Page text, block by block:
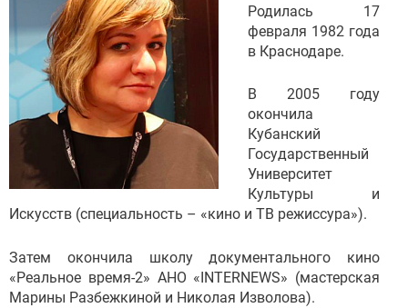
Родилась 17
февраля 1982 года
в Краснодаре.
В 2005 году
окончила
Кубанский
Государственный
Университет
Культуры и
Искусств (специальность – «кино и ТВ режиссура»).
Затем окончила школу документального кино
«Реальное время-2» АНО «INTERNEWS» (мастерская
Марины Разбежкиной и Николая Изволова).